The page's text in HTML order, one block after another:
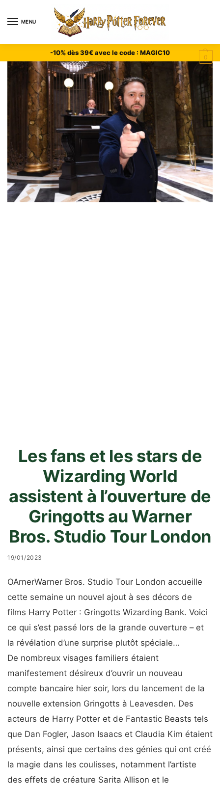
MENU
0
-10% dès 39€ avec le code : MAGIC10
Les fans et les stars de
Wizarding World
assistent à l’ouverture de
Gringotts au Warner
Bros. Studio Tour London
19/01/2023
OArnerWarner Bros. Studio Tour London accueille
cette semaine un nouvel ajout à ses décors de
films Harry Potter : Gringotts Wizarding Bank. Voici
ce qui s’est passé lors de la grande ouverture – et
la révélation d’une surprise plutôt spéciale…
De nombreux visages familiers étaient
manifestement désireux d’ouvrir un nouveau
compte bancaire hier soir, lors du lancement de la
nouvelle extension Gringotts à Leavesden. Des
acteurs de Harry Potter et de Fantastic Beasts tels
que Dan Fogler, Jason Isaacs et Claudia Kim étaient
présents, ainsi que certains des génies qui ont créé
la magie dans les coulisses, notamment l’artiste
des effets de créature Sarita Allison et le